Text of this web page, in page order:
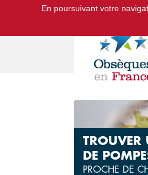
Le Portail
TROUVER
DE
PROCHE DE
En poursuivant votre